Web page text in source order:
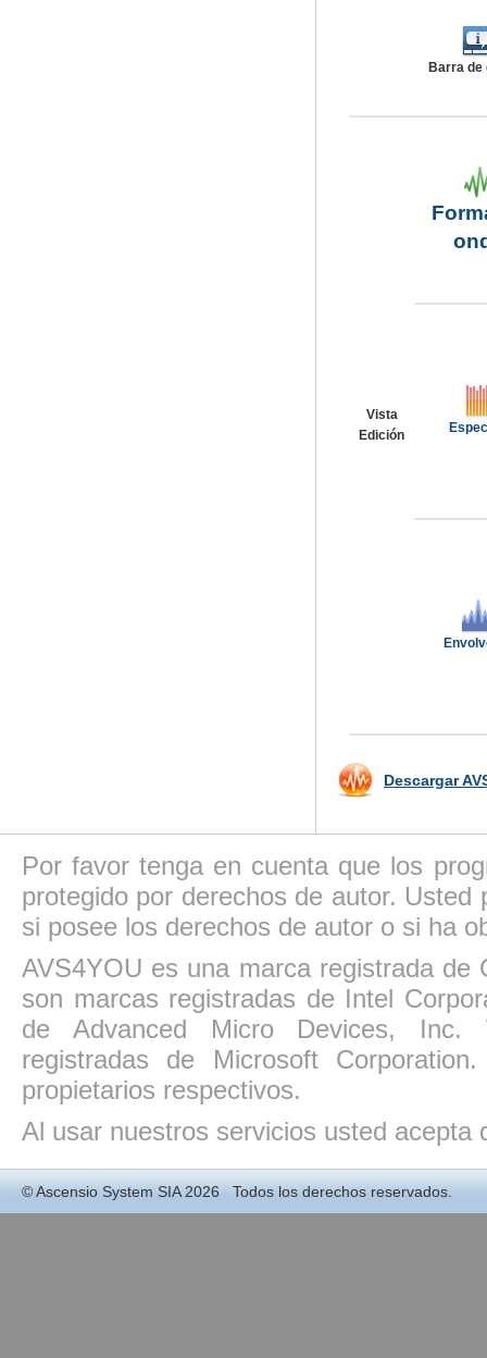
Barra de
Vista
Edición
Descargar
Por favor tenga en cuenta que los
protegido por derechos de autor.
si posee los derechos de autor o si ha
AVS4YOU es una marca registrada
son marcas registradas de Intel
de Advanced Micro Devices, Inc.
registradas de Microsoft
propietarios respectivos.
Al usar nuestros servicios usted acepta
©Ascensio System SIA2026 Todos los derechos reservados.